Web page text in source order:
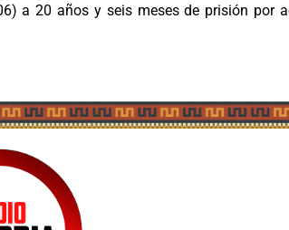
a 20 años y seis meses de prisión por